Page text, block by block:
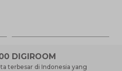
DIGIROOM
terbesar di Indonesia yang